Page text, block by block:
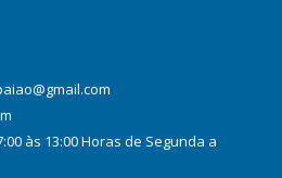
às 13:00 Horas de Segunda a